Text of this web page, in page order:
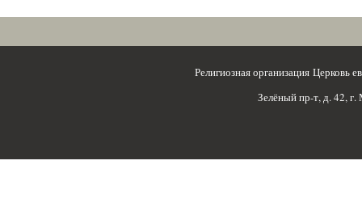
Религиозная организация
Зелёный пр-т, д. 42,